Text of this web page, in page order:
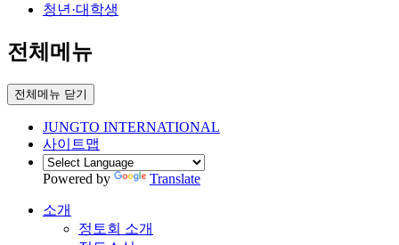
청년·대학생
전체메뉴
전체메뉴 닫기
JUNGTO INTERNATIONAL
사이트맵
Powered by Translate
소개
정토회 소개